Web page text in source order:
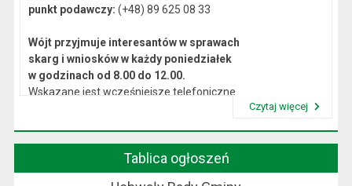
punkt podawczy: (+48) 89 625 08 33
Wójt przyjmuje interesantów w sprawach
skarg i wniosków w każdy poniedziałek
w godzinach od 8.00 do 12.00.
Wskazane jest wcześniejsze telefoniczne
Czytaj więcej
Tablica ogłoszeń